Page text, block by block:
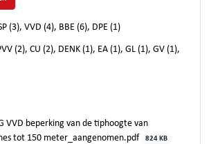
(3), VVD (4), BBE (6), DPE (1)
(2), CU (2), DENK (1), EA (1), GL (1), GV (1),
VVD beperking van de tiphoogte van
tot 150 meter_aangenomen.pdf
824 KB